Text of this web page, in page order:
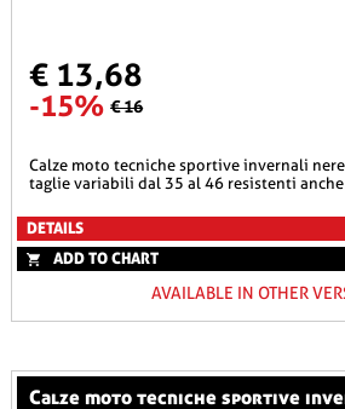
€ 13,68
-15% € 16
calze moto tecniche sportive invernali nere e giallo fluo xtech
taglie variabili dal 35 al 46 resistenti anche
DETAILS
ADD TO CHART
AVAILABLE IN OTHER
calze moto tecniche sportive invernali nere xtech